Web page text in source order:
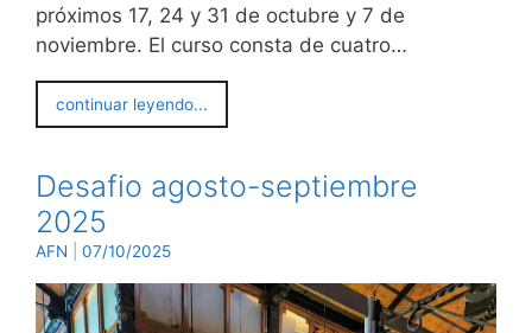
próximos 17, 24 y 31 de octubre y 7 de
noviembre. El curso consta de cuatro…
continuar leyendo...
Desafio agosto-septiembre
2025
AFN 07/10/2025